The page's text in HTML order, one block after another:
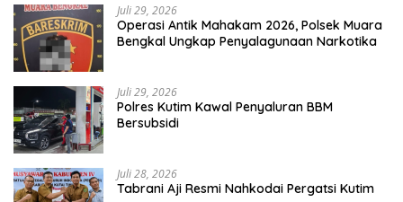
Juli 29, 2026
Operasi Antik Mahakam 2026, Polsek Muara
Bengkal Ungkap Penyalagunaan Narkotika
Juli 29, 2026
Polres Kutim Kawal Penyaluran BBM
Bersubsidi
Juli 28, 2026
Tabrani Aji Resmi Nahkodai Pergatsi Kutim